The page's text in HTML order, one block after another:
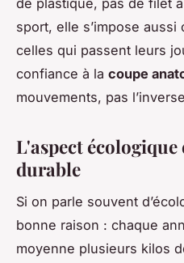
sport, elle s’impose
celles qui passent leurs
confiance à la coupe
mouvements, pas
L'aspect
durable
Si on parle souvent
bonne raison : chaque
moyenne plusieurs kilos